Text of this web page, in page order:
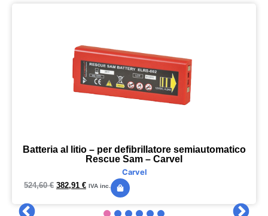
Batteria al litio – per defibrillatore semiautomatico
Rescue Sam – Carvel
Carvel
524,60€ 382,91 € IVA inc.